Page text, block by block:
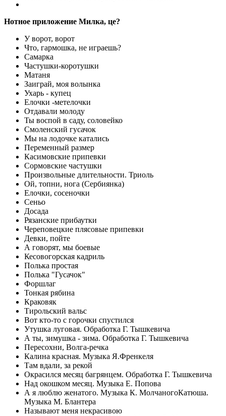
Нотное приложение Милка, це?
У ворот, ворот
Что, гармошка, не играешь?
Самарка
Частушки-коротушки
Матаня
Заиграй, моя волынка
Ухарь - купец
Елочки -метелочки
Отдавали молоду
Ты воспой в саду, соловейко
Смоленский гусачок
Мы на лодочке катались
Переменный размер
Касимовские припевки
Сормовские частушки
Произвольные длительности. Триоль
Ой, топни, нога (Сербиянка)
Елочки, сосеночки
Сеньо
Досада
Рязанские прибаутки
Череповецкие плясовые припевки
Девки, пойте
А говорят, мы боевые
Кесовогорская кадриль
Полька простая
Полька "Гусачок"
Форшлаг
Тонкая рябина
Краковяк
Тирольский вальс
Вот кто-то с горочки спустился
Утушка луговая. Обработка Г. Тышкевича
А ты, зимушка - зима. Обработка Г. Тышкевича
Пересохни, Волга-речка
Калина красная. Музыка Я.Френкеля
Там вдали, за рекой
Окрасился месяц багрянцем. Обработка Г. Тышкевича
Над окошком месяц. Музыка Е. Попова
А я люблю женатого. Музыка К. МолчаногоКатюша.
Музыка М. Блантера
Называют меня некрасивою